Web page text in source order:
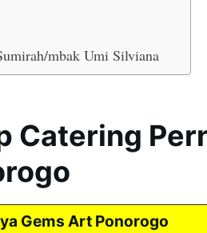
mbak Umi Silviana
Catering
Gems Art Ponorogo